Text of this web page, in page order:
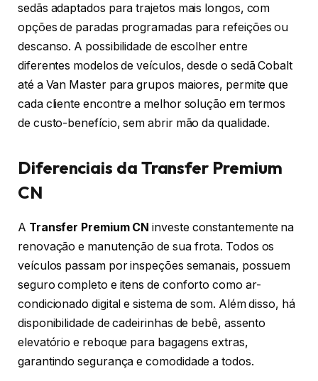
sedãs adaptados para trajetos mais longos, com
opções de paradas programadas para refeições ou
descanso. A possibilidade de escolher entre
diferentes modelos de veículos, desde o sedã Cobalt
até a Van Master para grupos maiores, permite que
cada cliente encontre a melhor solução em termos
de custo-benefício, sem abrir mão da qualidade.
Diferenciais da Transfer Premium
CN
A Transfer Premium CN investe constantemente na
renovação e manutenção de sua frota. Todos os
veículos passam por inspeções semanais, possuem
seguro completo e itens de conforto como ar-
condicionado digital e sistema de som. Além disso, há
disponibilidade de cadeirinhas de bebê, assento
elevatório e reboque para bagagens extras,
garantindo segurança e comodidade a todos.